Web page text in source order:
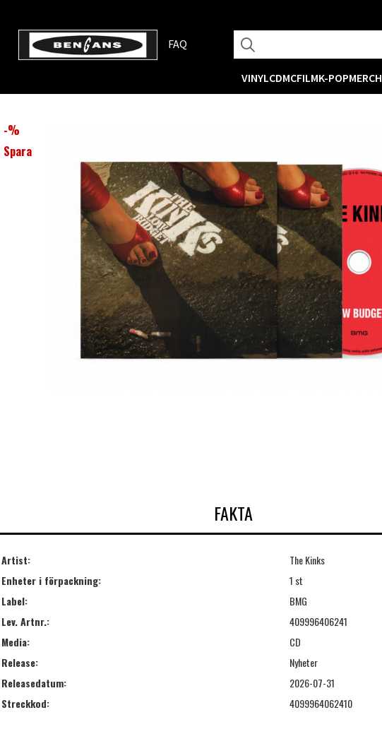
FAQ
VINYLCDMCFILMK-POPMERCH
-%
Spara
FAKTA
Artist:
The Kinks
Enheter i förpackning:
1 st
Label:
BMG
Lev. Artnr.:
409996406241
Media:
CD
Release:
Nyheter
Releasedatum:
2026-07-31
Streckkod:
4099964062410